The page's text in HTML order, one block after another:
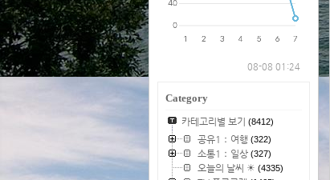
08-08 01:24
Category
카테고리별 보기 (8412)
공유1：여행 (322)
소통1：일상(327)
오늘의 날씨 ☀ (4335)